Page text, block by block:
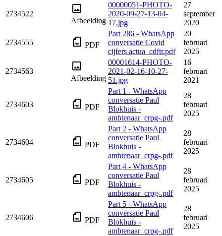
2734522
Afbeelding
00000051-PHOTO-
2020-09-27-13-04-
17.jpg
27
september
2020
2734555 PDF
Part 286 - WhatsApp
conversatie Covid
cijfers actua_cdftr.pdf
20
februari
2025
2734563
Afbeelding
00001614-PHOTO-
2021-02-16-10-27-
51.jpg
16
februari
2021
2734603 PDF
Part 1 - WhatsApp
conversatie Paul
Blokhuis -
ambtenaar_crpg-.pdf
28
februari
2025
2734604 PDF
Part 2 - WhatsApp
conversatie Paul
Blokhuis -
ambtenaar_crpg-.pdf
28
februari
2025
2734605 PDF
Part 4 - WhatsApp
conversatie Paul
Blokhuis -
ambtenaar_crpg-.pdf
28
februari
2025
2734606 PDF
Part 5 - WhatsApp
conversatie Paul
Blokhuis -
ambtenaar_crpg-.pdf
28
februari
2025